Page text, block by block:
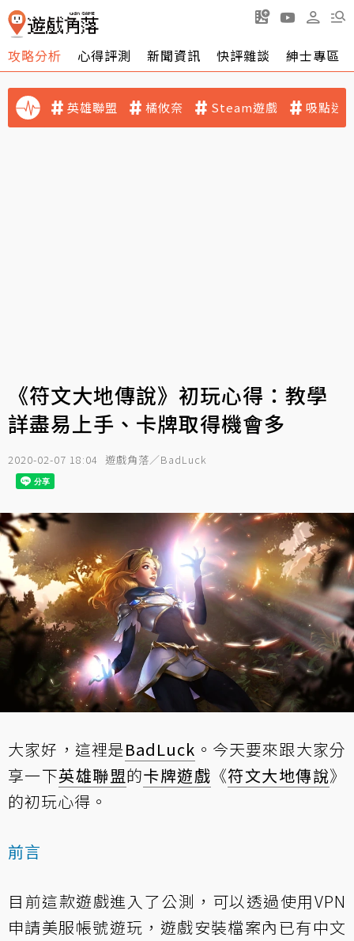
攻略分析 心得評測 新聞資訊 快評雜談 紳士專區
英雄聯盟 橘攸奈 Steam遊戲 吸點迷
《符文大地傳說》初玩心得：教學
詳盡易上手、卡牌取得機會多
2020-02-07 18:04 遊戲角落／BadLuck
大家好，這裡是BadLuck 。今天要來跟大家分
享一下英雄聯盟的卡牌遊戲 《符文大地傳說》
的初玩心得。
前言
目前這款遊戲進入了公測，可以透過使用VPN
申請美服帳號遊玩，遊戲安裝檔案內已有中文